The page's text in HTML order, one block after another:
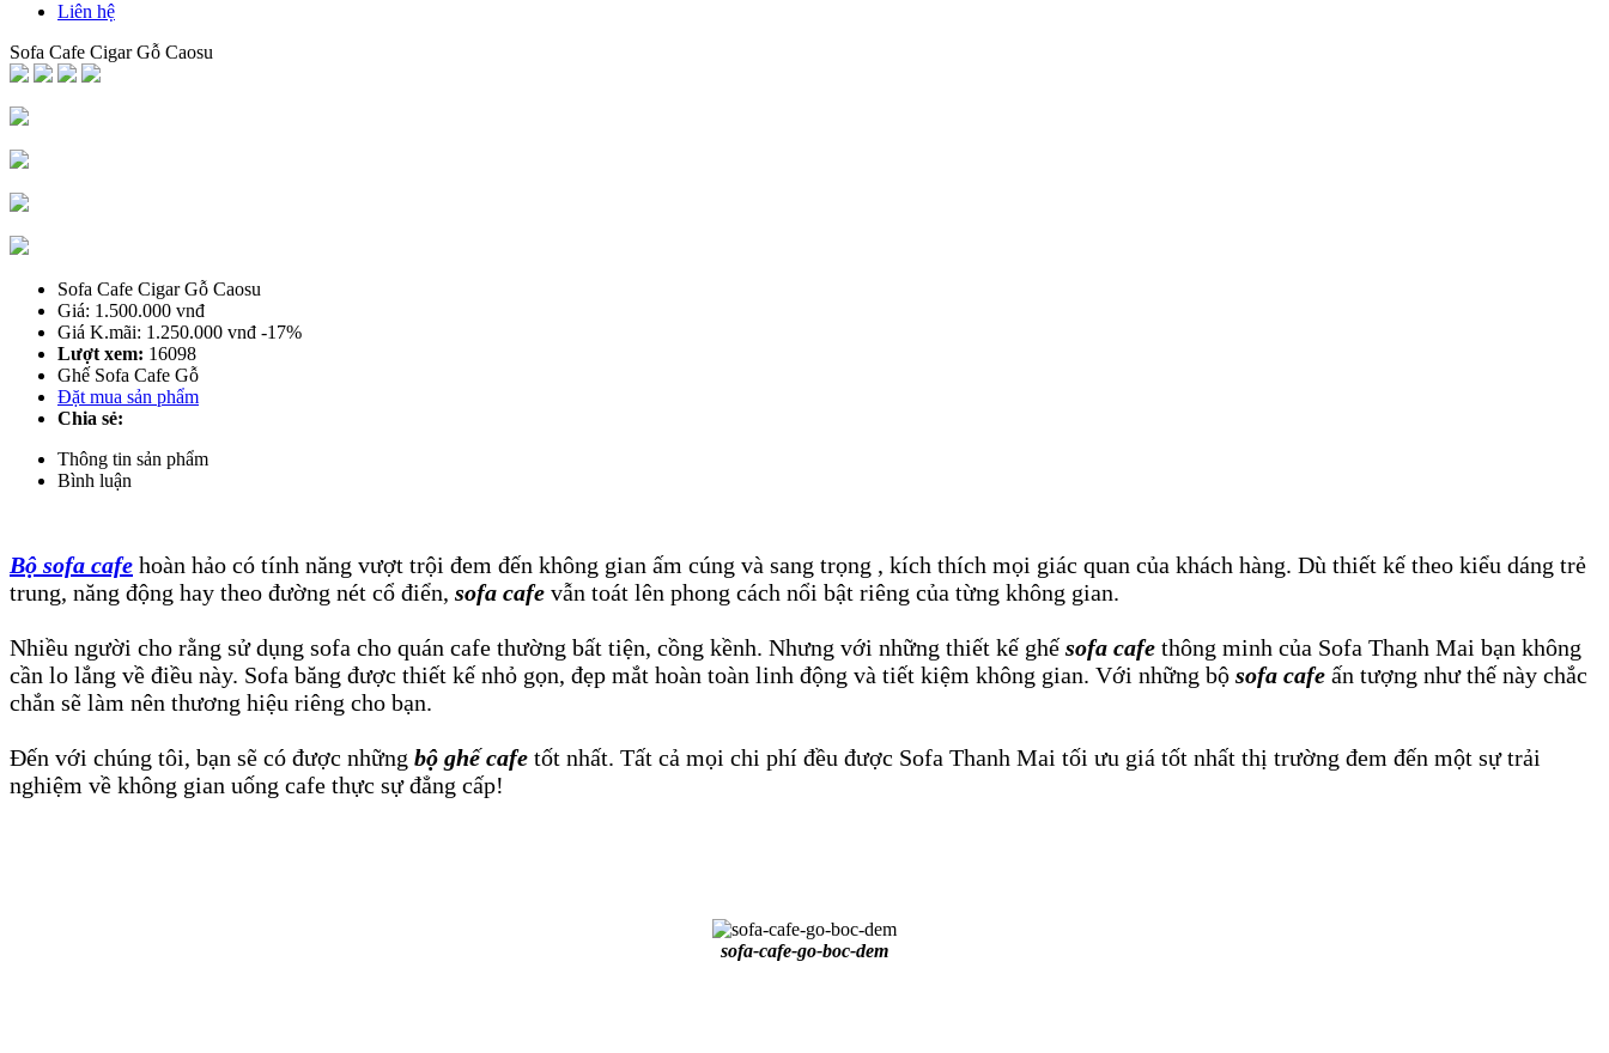
Liên hệ
Sofa Cafe Cigar Gỗ Caosu
Sofa Cafe Cigar Gỗ Caosu
Giá: 1.500.000 vnđ
Giá K.mãi: 1.250.000 vnđ -17%
Lượt xem: 16098
Ghế Sofa Cafe Gỗ
Đặt mua sản phẩm
Chia sẻ:
Thông tin sản phẩm
Bình luận
Bộ sofa cafe hoàn hảo có tính năng vượt trội đem đến không gian ấm cúng và sang trọng , kích thích mọi giác quan của khách hàng. Dù thiết kế theo kiểu dáng trẻ
trung, năng động hay theo đường nét cổ điển, sofa cafe vẫn toát lên phong cách nổi bật riêng của từng không gian.
Nhiều người cho rằng sử dụng sofa cho quán cafe thường bất tiện, cồng kềnh. Nhưng với những thiết kế ghếsofa cafe thông minh của Sofa Thanh Mai bạn không
cần lo lắng về điều này. Sofa băng được thiết kế nhỏ gọn, đẹp mắt hoàn toàn linh động và tiết kiệm không gian. Với những bộ sofa cafe ấn tượng như thế này chắc
chắn sẽ làm nên thương hiệu riêng cho bạn.
Đến với chúng tôi, bạn sẽ có được những bộ ghế cafe tốt nhất. Tất cả mọi chi phí đều được Sofa Thanh Mai tối ưu giá tốt nhất thị trường đem đến một sự trải
nghiệm về không gian uống cafe thực sự đẳng cấp!
sofa-cafe-go-boc-dem